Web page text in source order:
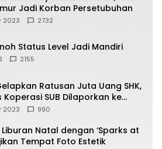
Jadi Korban Persetubuhan
2023 2732
Status Level Jadi Mandiri
2155
Ratusan Juta Uang SHK,
Koperasi SUB Dilaporkan ke
2023 990
Natal dengan ‘Sparks at
Tempat Foto Estetik